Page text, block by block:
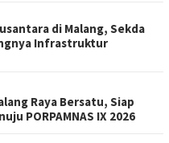
di Malang, Sekda
Infrastruktur
Raya Bersatu, Siap
PORPAMNAS IX 2026